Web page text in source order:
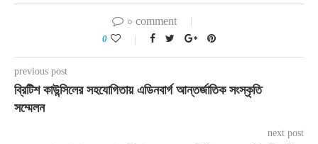
০ comment
0
previous post
ব্রিটিশ কাউন্সিলের সহযোগিতায় এডিনবার্গ আন্তর্জাতিক সংস্কৃতি
সম্মেলন
next post